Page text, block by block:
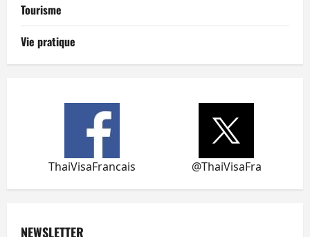
Tourisme
Vie pratique
ThaiVisaFrancais @ThaiVisaFra
NEWSLETTER